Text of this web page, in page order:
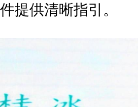
件提供清晰指引。